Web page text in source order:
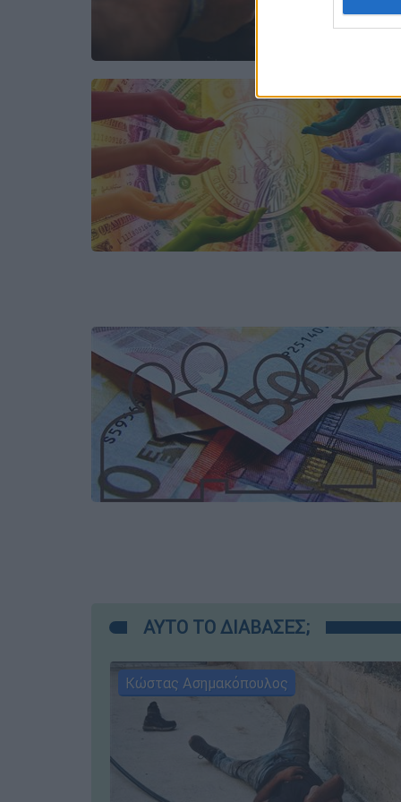
ΑΥΤΟ ΤΟ ΔΙΑΒΑΣΕΣ;
Κώστας Ασημακόπουλος